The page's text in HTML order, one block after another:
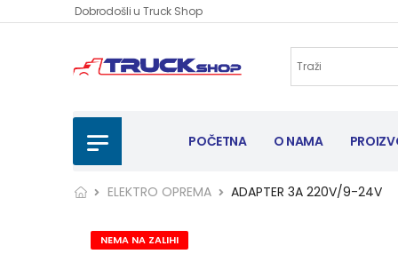
Dobrodošli u Truck Shop
POČETNA O NAMA
ELEKTRO OPREMA ADAPTER 3A 220V/9-24V
NEMA NA ZALIHI